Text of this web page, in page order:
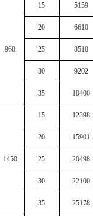
960
15 5159
20 6610
25 8510
30 9202
35 10400
1450
15 12398
20 15901
25 20498
30 22100
35 25178